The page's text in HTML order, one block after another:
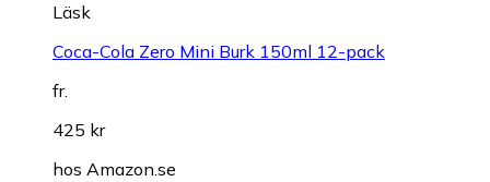
Läsk
Coca-Cola Zero Mini Burk 150ml 12-pack
fr.
425 kr
hos Amazon.se